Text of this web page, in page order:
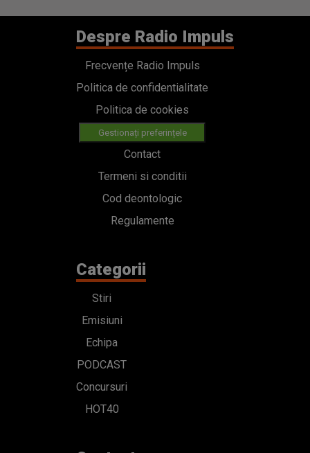
Despre Radio Impuls
Frecvențe Radio Impuls
Politica de confidentialitate
Politica de cookies
Gestionați preferințele
Contact
Termeni si conditii
Cod deontologic
Regulamente
Categorii
Stiri
Emisiuni
Echipa
PODCAST
Concursuri
HOT40